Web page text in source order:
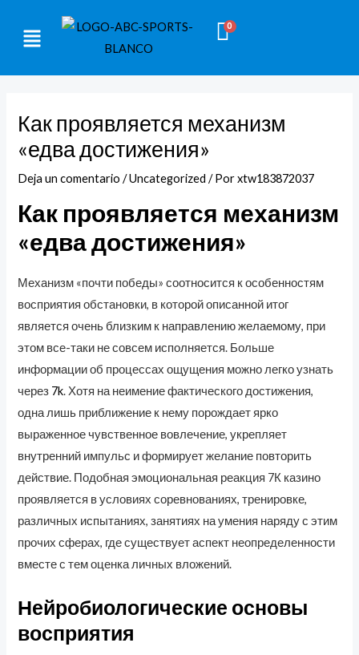
Menú CARRITO
Как проявляется механизм
«едва достижения»
Deja un comentario /Uncategorized / Porxtw183872037
Как проявляется механизм
«едва достижения»
Механизм «почти победы» соотносится к особенностям
восприятия обстановки, в которой описанной итог
является очень близким к направлению желаемому, при
этом все-таки не совсем исполняется. Больше
информации об процессах ощущения можно легко узнать
через 7k. Хотя на неимение фактического достижения,
одна лишь приближение к нему порождает ярко
выраженное чувственное вовлечение, укрепляет
внутренний импульс и формирует желание повторить
действие. Подобная эмоциональная реакция 7К казино
проявляется в условиях соревнованиях, тренировке,
различных испытаниях, занятиях на умения наряду с этим
прочих сферах, где существует аспект неопределенности
вместе с тем оценка личных вложений.
Нейробиологические основы
восприятия